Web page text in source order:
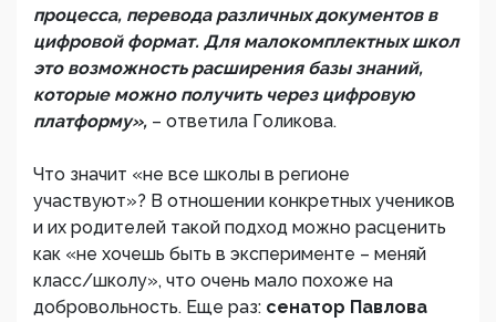
процесса, перевода различных документов в
цифровой формат. Для малокомплектных школ
это возможность расширения базы знаний,
которые можно получить через цифровую
платформу», – ответила Голикова.
Что значит «не все школы в регионе
участвуют»? В отношении конкретных учеников
и их родителей такой подход можно расценить
как «не хочешь быть в эксперименте – меняй
класс/школу», что очень мало похоже на
добровольность. Еще раз: сенатор Павлова